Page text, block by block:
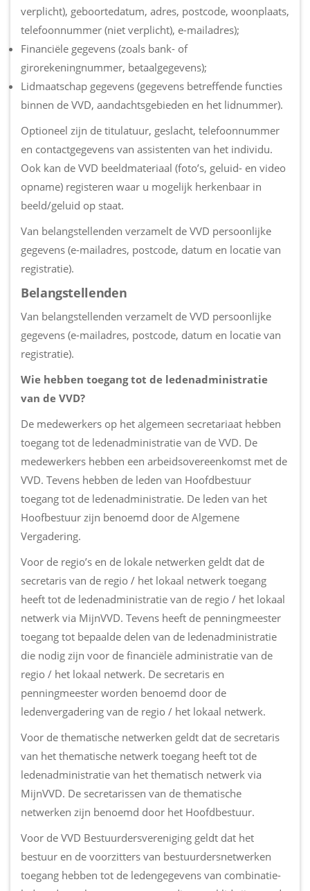
verplicht), geboortedatum, adres, postcode, woonplaats,
telefoonnummer (niet verplicht), e-mailadres);
Financiële gegevens (zoals bank- of
girorekeningnummer, betaalgegevens);
Lidmaatschap gegevens (gegevens betreffende functies
binnen de VVD, aandachtsgebieden en het lidnummer).
Optioneel zijn de titulatuur, geslacht, telefoonnummer
en contactgegevens van assistenten van het individu.
Ook kan de VVD beeldmateriaal (foto’s, geluid- en video
opname) registeren waar u mogelijk herkenbaar in
beeld/geluid op staat.
Van belangstellenden verzamelt de VVD persoonlijke
gegevens (e-mailadres, postcode, datum en locatie van
registratie).
Belangstellenden
Van belangstellenden verzamelt de VVD persoonlijke
gegevens (e-mailadres, postcode, datum en locatie van
registratie).
Wie hebben toegang tot de ledenadministratie
van de VVD?
De medewerkers op het algemeen secretariaat hebben
toegang tot de ledenadministratie van de VVD. De
medewerkers hebben een arbeidsovereenkomst met de
VVD. Tevens hebben de leden van Hoofdbestuur
toegang tot de ledenadministratie. De leden van het
Hoofbestuur zijn benoemd door de Algemene
Vergadering.
Voor de regio’s en de lokale netwerken geldt dat de
secretaris van de regio / het lokaal netwerk toegang
heeft tot de ledenadministratie van de regio / het lokaal
netwerk via MijnVVD. Tevens heeft de penningmeester
toegang tot bepaalde delen van de ledenadministratie
die nodig zijn voor de financiële administratie van de
regio / het lokaal netwerk. De secretaris en
penningmeester worden benoemd door de
ledenvergadering van de regio / het lokaal netwerk.
Voor de thematische netwerken geldt dat de secretaris
van het thematische netwerk toegang heeft tot de
ledenadministratie van het thematisch netwerk via
MijnVVD. De secretarissen van de thematische
netwerken zijn benoemd door het Hoofdbestuur.
Voor de VVD Bestuurdersvereniging geldt dat het
bestuur en de voorzitters van bestuurdersnetwerken
toegang hebben tot de ledengegevens van combinatie-